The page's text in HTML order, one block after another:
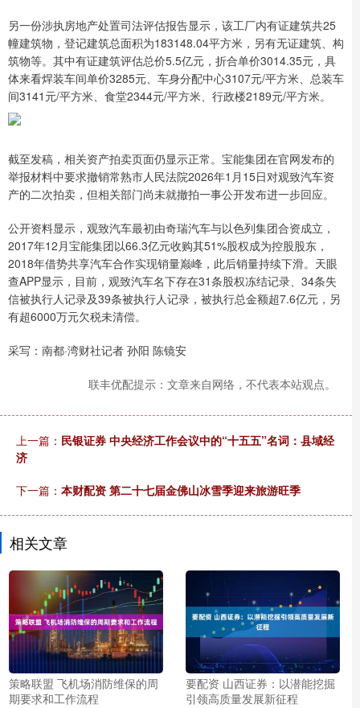
另一份涉执房地产处置司法评估报告显示，该工厂内有证建筑共25
幢建筑物，登记建筑总面积为183148.04平方米，另有无证建筑、构
筑物等。其中有证建筑评估总价5.5亿元，折合单价3014.35元，具
体来看焊装车间单价3285元、车身分配中心3107元/平方米、总装车
间3141元/平方米、食堂2344元/平方米、行政楼2189元/平方米。
截至发稿，相关资产拍卖页面仍显示正常。宝能集团在官网发布的
举报材料中要求撤销常熟市人民法院2026年1月15日对观致汽车资
产的二次拍卖，但相关部门尚未就撤拍一事公开发布进一步回应。
公开资料显示，观致汽车最初由奇瑞汽车与以色列集团合资成立，
2017年12月宝能集团以66.3亿元收购其51%股权成为控股股东，
2018年借势共享汽车合作实现销量巅峰，此后销量持续下滑。天眼
查APP显示，目前，观致汽车名下存在31条股权冻结记录、34条失
信被执行人记录及39条被执行人记录，被执行总金额超7.6亿元，另
有超6000万元欠税未清偿。
采写：南都·湾财社记者 孙阳 陈镜安
联丰优配提示：文章来自网络，不代表本站观点。
上一篇： 民银证券 中央经济工作会议中的“十五五”名词：县域经
济
下一篇： 本财配资 第二十七届金佛山冰雪季迎来旅游旺季
相关文章
策略联盟 飞机场消防维保的周
期要求和工作流程
要配资 山西证券：以潜能挖掘
引领高质量发展新征程